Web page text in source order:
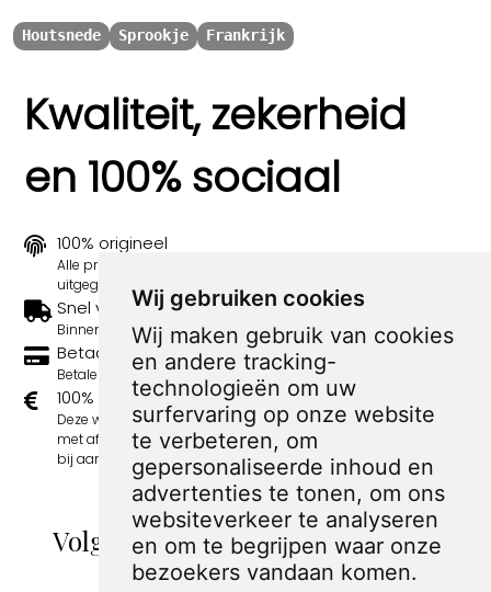
Wij gebruiken cookies
Wij maken gebruik van cookies
en andere tracking-
technologieën om uw
surfervaring op onze website
te verbeteren, om
gepersonaliseerde inhoud en
advertenties te tonen, om ons
websiteverkeer te analyseren
en om te begrijpen waar onze
bezoekers vandaan komen.
Houtsnede Sprookje Frankrijk
Kwaliteit, zekerheid
en 100% sociaal
100% origineel
Alle prints zijn 100% origineel in de jaren 1910-1920
uitgegeven.
Snel verzonden
Binnen 3 werkdagen wordt je print verstuurd.
Betaal veilig en eenvoudig
Betalen kan met iDeal, Credit Card en Paypal.
100% sociaal
Deze webshop wordt volledig gerund door jongens
met afstand tot de arbeidsmarkt. Je bestelling draagt
bij aan hun welzijn en toekomstplannen!
Volgende spotprenten binnen de
categorie Gargantua